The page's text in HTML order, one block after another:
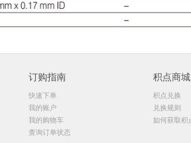
订购指南
快速下单
我的账户
我的购物车
查询订单状态
积点商城
积点兑换
兑换规则
如何获取积